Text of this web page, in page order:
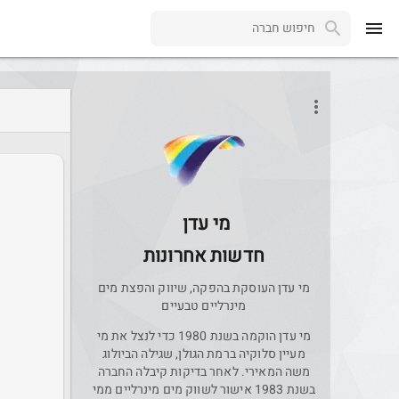
menu
more_vert
מי עדן
חדשות אחרונות
מי עדן העוסקת בהפקה, שיווק והפצת מים
מינרליים טבעיים
מי עדן הוקמה בשנת 1980 כדי לנצל את מי
מעיין סלוקיה ברמת הגולן, שגילה הביולוג
משה המאירי. לאחר בדיקות קיבלה החברה
בשנת 1983 אישור לשווק מים מינרליים ממי